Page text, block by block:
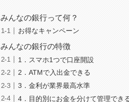
みんなの銀行って何？
お得なキャンペーン
みんなの銀行の特徴
1．スマホ1つで口座開設
2．ATMで入出金できる
3．金利が業界最高水準
4．目的別にお金を分けて管理でき